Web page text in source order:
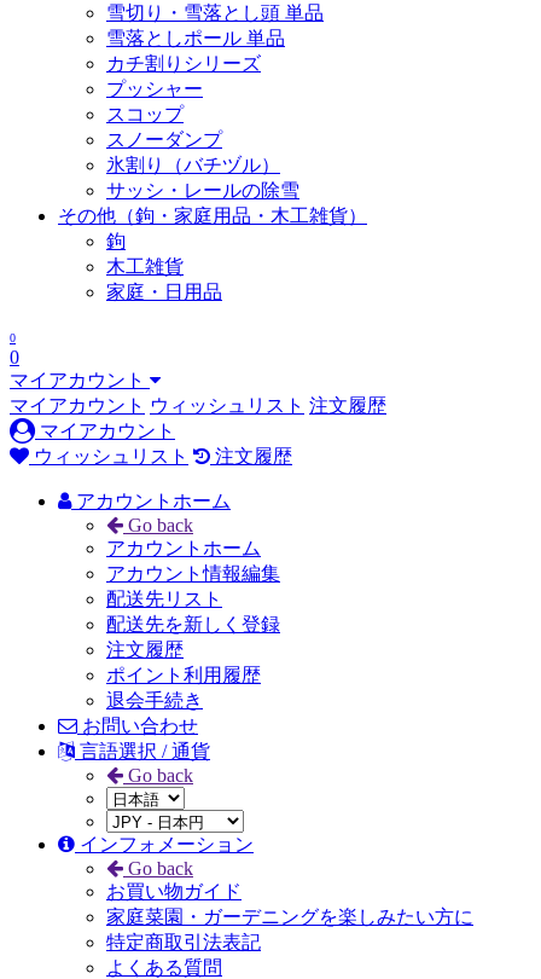
雪切り・雪落とし頭 単品
雪落としポール 単品
カチ割りシリーズ
プッシャー
スコップ
スノーダンプ
氷割り（バチヅル）
サッシ・レールの除雪
その他（鉤・家庭用品・木工雑貨）
鉤
木工雑貨
家庭・日用品
0
0
マイアカウント
マイアカウント ウィッシュリスト 注文履歴
マイアカウント
ウィッシュリスト
注文履歴
アカウントホーム
Go back
アカウントホーム
アカウント情報編集
配送先リスト
配送先を新しく登録
注文履歴
ポイント利用履歴
退会手続き
お問い合わせ
言語選択 / 通貨
Go back
インフォメーション
Go back
お買い物ガイド
家庭菜園・ガーデニングを楽しみたい方に
特定商取引法表記
よくある質問